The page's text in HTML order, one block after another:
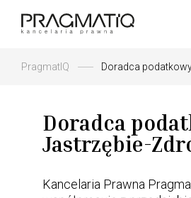
PragmatIQ Doradca
Doradca
Jastrzębie-
Kancelaria Prawna